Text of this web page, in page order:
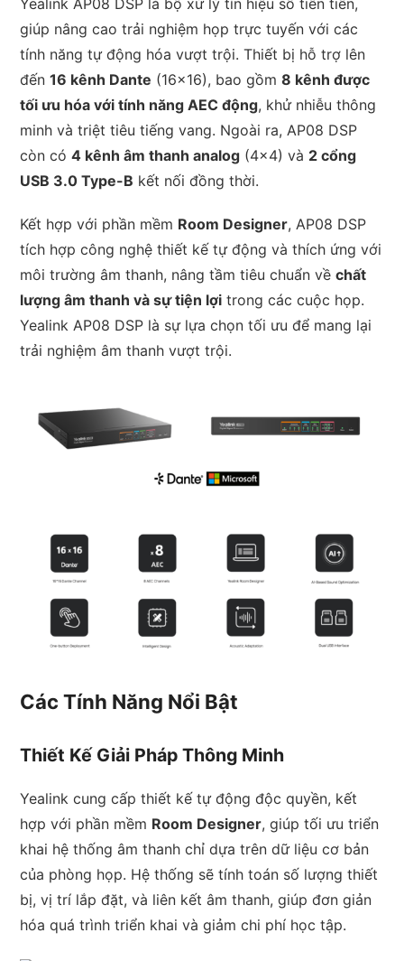
Yealink AP08 DSP là bộ xử lý tín hiệu số tiên tiến,
giúp nâng cao trải nghiệm họp trực tuyến với các
tính năng tự động hóa vượt trội. Thiết bị hỗ trợ lên
đến16 kênh Dante (16×16), bao gồm8 kênh được
tối ưu hóa với tính năng AEC động, khử nhiễu thông
minh và triệt tiêu tiếng vang. Ngoài ra, AP08 DSP
còn có4 kênh âm thanh analog (4×4) và 2 cổng
USB 3.0 Type-B kết nối đồng thời.
Kết hợp với phần mềm Room Designer, AP08 DSP
tích hợp công nghệ thiết kế tự động và thích ứng với
môi trường âm thanh, nâng tầm tiêu chuẩn vềchất
lượng âm thanh và sự tiện lợi trong các cuộc họp.
Yealink AP08 DSP là sự lựa chọn tối ưu để mang lại
trải nghiệm âm thanh vượt trội.
Các Tính Năng Nổi Bật
Thiết Kế Giải Pháp Thông Minh
Yealink cung cấp thiết kế tự động độc quyền, kết
hợp với phần mềm Room Designer, giúp tối ưu triển
khai hệ thống âm thanh chỉ dựa trên dữ liệu cơ bản
của phòng họp. Hệ thống sẽ tính toán số lượng thiết
bị, vị trí lắp đặt, và liên kết âm thanh, giúp đơn giản
hóa quá trình triển khai và giảm chi phí học tập.